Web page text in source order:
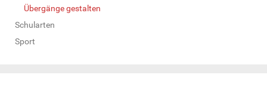
Übergänge gestalten
Schularten
Sport